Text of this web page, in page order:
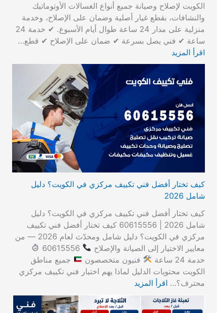
الكويت لإصلاح وصيانة جميع أنواع الغسالات الأوتوماتيك
والنشافات، بقطع غيار أصلية وضمان على الإصلاح، وخدمة
منزلية على مدار 24 ساعة طوال أيام الأسبوع. ✔ خدمة 24
ساعة ✔ فني يصل بسرعة ✔ ضمان على الإصلاح ✔ قطع…
اقرأ المزيد
كيف تختار أفضل فني تكييف مركزي في الكويت؟ دليل
شامل 2026
كيف تختار أفضل فني تكييف مركزي في الكويت؟ دليل
شامل 2026 | 60615556 كيف تختار أفضل فني تكييف
مركزي في الكويت؟ دليل شامل ومحدّث لعام 2026 — من
معايير الاختيار إلى الصيانة والإصلاح
خدمة 24 ساعة
فنيون متخصصون
جميع مناطق
الكويت محتويات الدليل لماذا يهم اختيار فني تكييف مركزي
محترف؟… اقرأ المزيد